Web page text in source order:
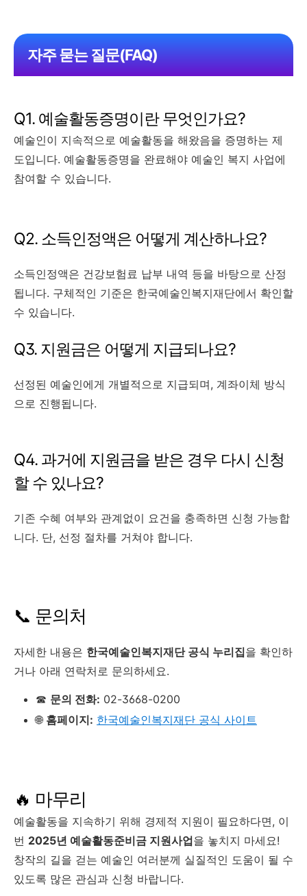
자주 묻는 질문(FAQ)
Q1. 예술활동증명이란 무엇인가요?
예술인이 지속적으로 예술활동을 해왔음을 증명하는 제
도입니다. 예술활동증명을 완료해야 예술인 복지 사업에
참여할 수 있습니다.
Q2. 소득인정액은 어떻게 계산하나요?
소득인정액은 건강보험료 납부 내역 등을 바탕으로 산정
됩니다. 구체적인 기준은 한국예술인복지재단에서 확인할
수 있습니다.
Q3. 지원금은 어떻게 지급되나요?
선정된 예술인에게 개별적으로 지급되며, 계좌이체 방식
으로 진행됩니다.
Q4. 과거에 지원금을 받은 경우 다시 신청
할 수 있나요?
기존 수혜 여부와 관계없이 요건을 충족하면 신청 가능합
니다. 단, 선정 절차를 거쳐야 합니다.
📞 문의처
자세한 내용은 한국예술인복지재단 공식 누리집을 확인하
거나 아래 연락처로 문의하세요.
☎ 문의 전화: 02-3668-0200
🌐 홈페이지: 한국예술인복지재단 공식 사이트
🔥 마무리
예술활동을 지속하기 위해 경제적 지원이 필요하다면, 이
번 2025년 예술활동준비금 지원사업을 놓치지 마세요!
창작의 길을 걷는 예술인 여러분께 실질적인 도움이 될 수
있도록 많은 관심과 신청 바랍니다.